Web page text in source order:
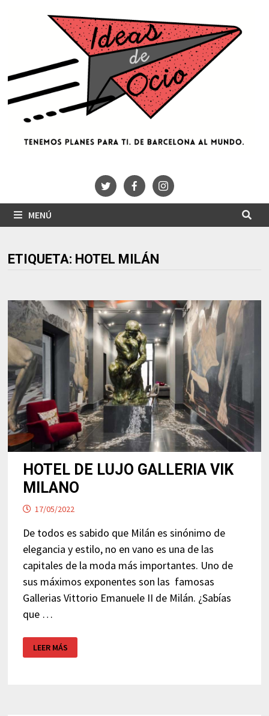
MENÚ
ETIQUETA: HOTEL MILÁN
HOTEL DE LUJO GALLERIA VIK
MILANO
17/05/2022
De todos es sabido que Milán es sinónimo de
elegancia y estilo, no en vano es una de las
capitales de la moda más importantes. Uno de
sus máximos exponentes son las famosas
Gallerias Vittorio Emanuele II de Milán. ¿Sabías
que …
DE
LUJO
LEER MÁS